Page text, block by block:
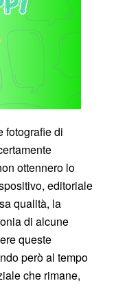
fotografie di
ottennero lo
editoriale
qualità, la
di alcune
queste
però al tempo
che rimane,